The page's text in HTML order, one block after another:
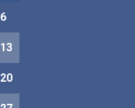
6
13
20